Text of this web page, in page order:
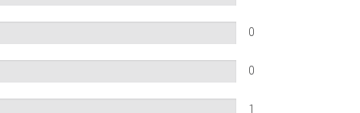
0
0
1